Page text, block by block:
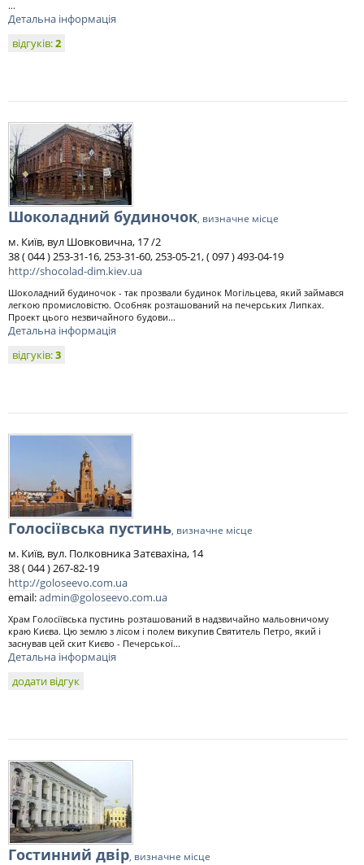
...
Детальна інформація
відгуків:2
Шоколадний будиночок, визначне місце
м. Київ, вул Шовковична, 17 /2
38 ( 044 ) 253-31-16, 253-31-60, 253-05-21, ( 097 ) 493-04-19
http://shocolad-dim.kiev.ua
Шоколадний будиночок - так прозвали будинок Могільцева, який займався
легкою промисловістю. Особняк розташований на печерських Липках.
Проект цього незвичайного будови...
Детальна інформація
відгуків:3
Голосіївська пустинь, визначне місце
м. Київ, вул. Полковника Затєвахіна, 14
38 ( 044 ) 267-82-19
http://goloseevo.com.ua
email:admin@goloseevo.com.ua
Храм Голосіївська пустинь розташований в надзвичайно мальовничому
краю Києва. Цю землю з лісом і полем викупив Святитель Петро, який і
заснував цей скит Києво - Печерської...
Детальна інформація
додати відгук
Гостинний двір, визначне місце